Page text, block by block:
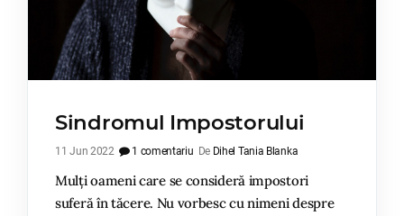
Sindromul Impostorului
11 Jun 2022 1 comentariu De Dihel Tania Blanka
Mulți oameni care se consideră impostori
suferă în tăcere. Nu vorbesc cu nimeni despre